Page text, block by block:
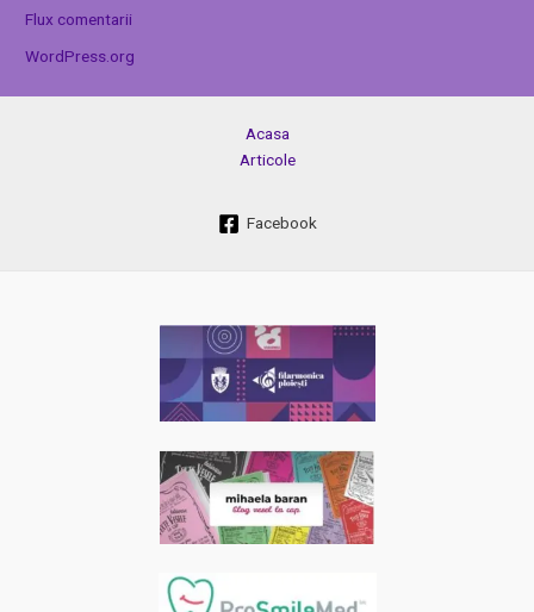
Flux comentarii
WordPress.org
Acasa
Articole
Facebook